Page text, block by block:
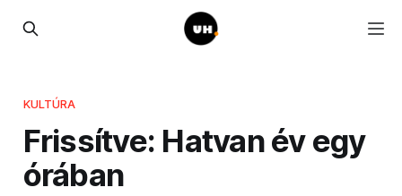
KULTÚRA
Frissítve: Hatvan év egy
órában